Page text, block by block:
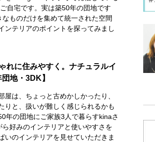
自宅です。実は築50年の団地です
ものだけを集めて統一された空間
ンテリアのポイントを探ってみまし
れに住みやすく。ナチュラルイ
地・3DK】
屋は、ちょっと古めかしかったり、
りと、扱いが難しく感じられるかも
年の団地にご家族3人で暮らすkinaさ
好みのインテリアと使いやすさを
いのインテリアを見せていただきま